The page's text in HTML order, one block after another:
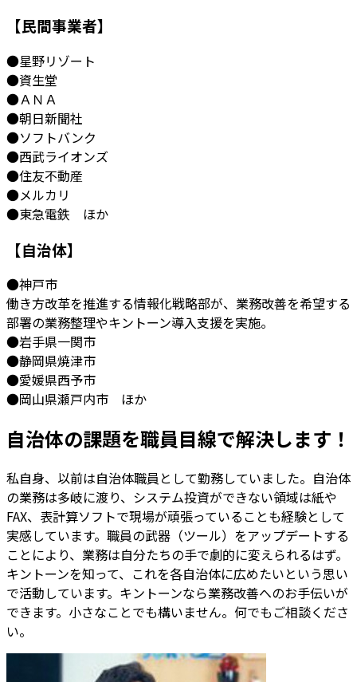
【民間事業者】
●星野リゾート
●資生堂
●ＡＮＡ
●朝日新聞社
●ソフトバンク
●西武ライオンズ
●住友不動産
●メルカリ
●東急電鉄 ほか
【自治体】
●神戸市
働き方改革を推進する情報化戦略部が、業務改善を希望する
部署の業務整理やキントーン導入支援を実施。
●岩手県一関市
●静岡県焼津市
●愛媛県西予市
●岡山県瀬戸内市 ほか
自治体の課題を職員目線で解決します！
私自身、以前は自治体職員として勤務していました。自治体
の業務は多岐に渡り、システム投資ができない領域は紙や
FAX、表計算ソフトで現場が頑張っていることも経験として
実感しています。職員の武器（ツール）をアップデートする
ことにより、業務は自分たちの手で劇的に変えられるはず。
キントーンを知って、これを各自治体に広めたいという思い
で活動しています。キントーンなら業務改善へのお手伝いが
できます。小さなことでも構いません。何でもご相談くださ
い。